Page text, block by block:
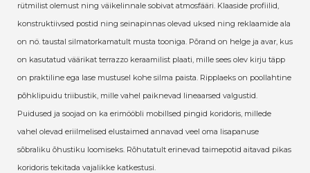
rütmilist olemust ning väikelinnale sobivat atmosfääri. Klaaside profiilid,
konstruktiivsed postid ning seinapinnas olevad uksed ning reklaamide ala
on nö. taustal silmatorkamatult musta tooniga. Põrand on helge ja avar, kus
on kasutatud väärikat terrazzo keraamilist plaati, mille sees olev kirju täpp
on praktiline ega lase mustusel kohe silma paista. Ripplaeks on poollahtine
põhklipuidu triibustik, mille vahel paiknevad lineaarsed valgustid.
Puidused ja soojad on ka erimööbli mobillsed pingid koridoris, millede
vahel olevad eriilmelised elustaimed annavad veel oma lisapanuse
sõbraliku õhustiku loomiseks. Rõhutatult erinevad taimepotid aitavad pikas
koridoris tekitada vajalikke katkestusi.